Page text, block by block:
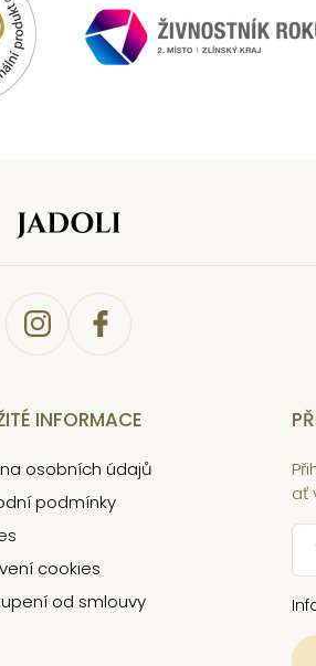
INFORMACE
osobních údajů
podmínky
cookies
od smlouvy
ať